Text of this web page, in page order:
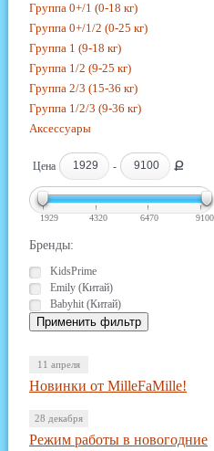
Группа 0+/1 (0-18 кг)
Группа 0+/1/2 (0-25 кг)
Группа 1 (9-18 кг)
Группа 1/2 (9-25 кг)
Группа 2/3 (15-36 кг)
Группа 1/2/3 (9-36 кг)
Аксессуары
Цена - Ք
1929 4320 6470 9100
Бренды:
KidsPrime
Emily (Китай)
Babyhit (Китай)
11 апреля
Новинки от MilleFaMille!
28 декабря
Режим работы в новогодние